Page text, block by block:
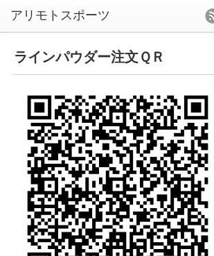
ラインパウダー注文ＱＲ